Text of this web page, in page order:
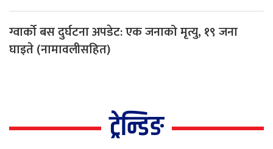
ग्वार्को बस दुर्घटना अपडेट: एक जनाको मृत्यु, १९ जना
घाइते (नामावलीसहित)
ट्रेन्डिङ